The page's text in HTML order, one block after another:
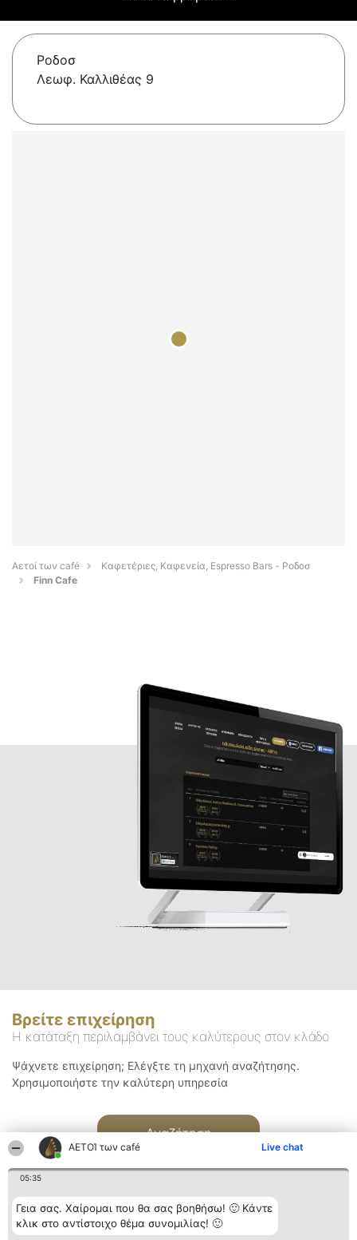
ΑΕΤΟΊ των café Live chat
05:35
Γεια σας. Χαίρομαι που θα σας βοηθήσω! 🙂 Κάντε
κλικ στο αντίστοιχο θέμα συνομιλίας! 🙂
Ροδοσ
Λεωφ. Καλλιθέας 9
Αετοί των café
Καφετέριες, Καφενεία, Espresso Bars - Ροδοσ
Finn Cafe
Βρείτε επιχείρηση
Η κατάταξη περιλαμβάνει τους καλύτερους στον κλάδο
Ψάχνετε επιχείρηση; Ελέγξτε τη μηχανή αναζήτησης.
Χρησιμοποιήστε την καλύτερη υπηρεσία
Αναζήτηση